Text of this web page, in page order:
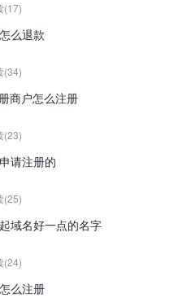
(17)
么退款
(34)
商户怎么注册
(23)
请注册的
(25)
域名好一点的名字
(24)
么注册